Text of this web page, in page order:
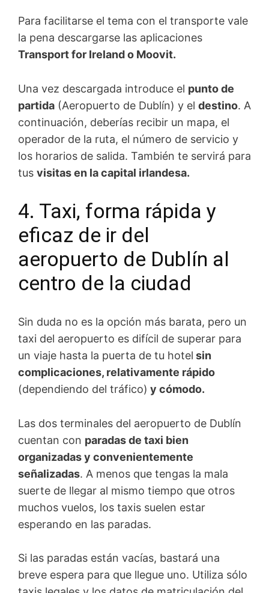
Para facilitarse el tema con el transporte vale
la pena descargarse las aplicaciones
Transport for Ireland o Moovit.
Una vez descargada introduce el punto de
partida (Aeropuerto de Dublín) y el destino. A
continuación, deberías recibir un mapa, el
operador de la ruta, el número de servicio y
los horarios de salida. También te servirá para
tus visitas en la capital irlandesa.
4. Taxi, forma rápida y
eficaz de ir del
aeropuerto de Dublín al
centro de la ciudad
Sin duda no es la opción más barata, pero un
taxi del aeropuerto es difícil de superar para
un viaje hasta la puerta de tu hotel sin
complicaciones, relativamente rápido
(dependiendo del tráfico) y cómodo.
Las dos terminales del aeropuerto de Dublín
cuentan con paradas de taxi bien
organizadas y convenientemente
señalizadas. A menos que tengas la mala
suerte de llegar al mismo tiempo que otros
muchos vuelos, los taxis suelen estar
esperando en las paradas.
Si las paradas están vacías, bastará una
breve espera para que llegue uno. Utiliza sólo